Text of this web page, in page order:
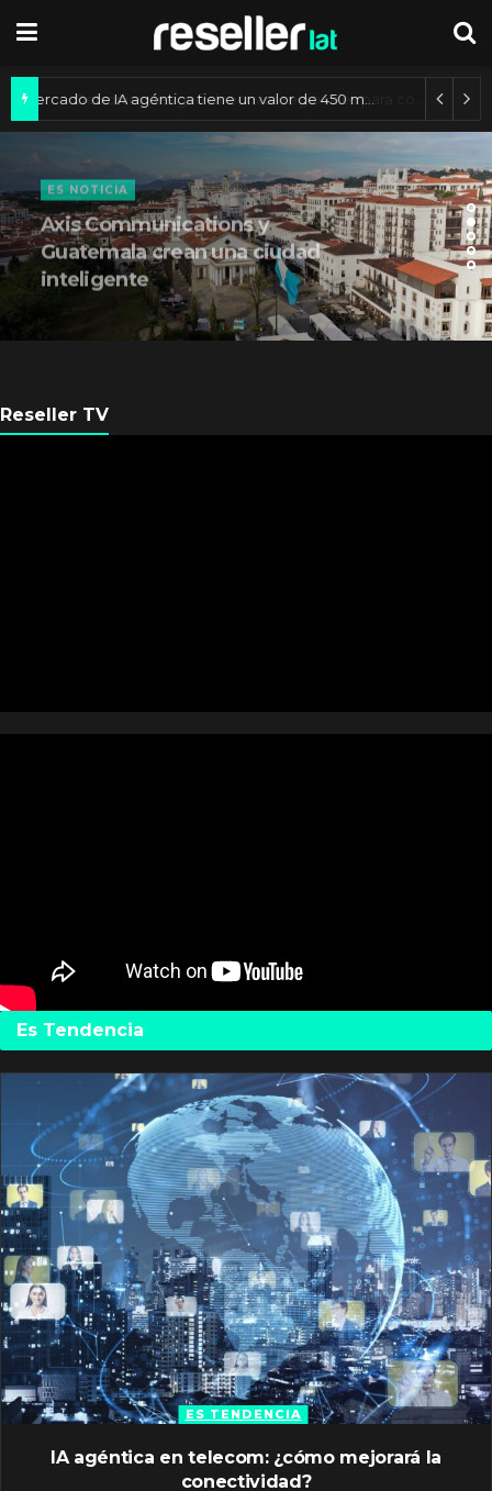
ES NOTICIA
Axis Communications y
Guatemala crean una ciudad
inteligente
Reseller TV
Es Tendencia
ES TENDENCIA
IA agéntica en telecom: ¿cómo mejorará la
conectividad?